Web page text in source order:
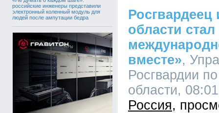
российские инженеры представили
электронный коленный модуль для
людей после ампутации бедра
Росгвардеец
области
вместе»,
Росгвардии
области,
Россия